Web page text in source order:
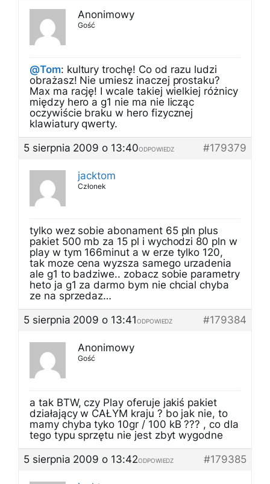
Anonimowy
Gość
@Tom: kultury trochę! Co od razu ludzi
obrażasz! Nie umiesz inaczej prostaku?
Max ma rację! I wcale takiej wielkiej różnicy
między hero a g1 nie ma nie licząc
oczywiście braku w hero fizycznej
klawiatury qwerty.
5 sierpnia 2009 o 13:40
#179379
ODPOWIEDZ
jacktom
Członek
tylko wez sobie abonament 65 pln plus
pakiet 500 mb za 15 pl i wychodzi 80 pln w
play w tym 166minut a w erze tylko 120,
tak moze cena wyzsza samego urzadenia
ale g1 to badziwe.. zobacz sobie parametry
heto ja g1 za darmo bym nie chcial chyba
ze na sprzedaz…
5 sierpnia 2009 o 13:41
#179384
ODPOWIEDZ
Anonimowy
Gość
a tak BTW, czy Play oferuje jakiś pakiet
działający w CAŁYM kraju ? bo jak nie, to
mamy chyba tyko 10gr / 100 kB ??? , co dla
tego typu sprzętu nie jest zbyt wygodne
5 sierpnia 2009 o 13:42
#179385
ODPOWIEDZ